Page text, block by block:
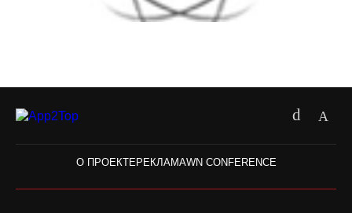
О ПРОЕКТЕРЕКЛАМАWN CONFERENCE